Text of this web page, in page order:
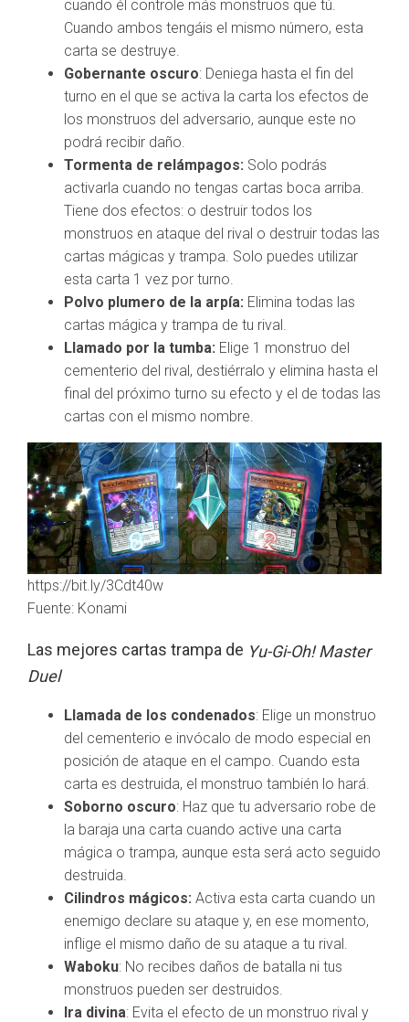
cuando él controle más monstruos que tú.
Cuando ambos tengáis el mismo número, esta
carta se destruye.
Gobernante oscuro: Deniega hasta el fin del
turno en el que se activa la carta los efectos de
los monstruos del adversario, aunque este no
podrá recibir daño.
Tormenta de relámpagos: Solo podrás
activarla cuando no tengas cartas boca arriba.
Tiene dos efectos: o destruir todos los
monstruos en ataque del rival o destruir todas las
cartas mágicas y trampa. Solo puedes utilizar
esta carta 1 vez por turno.
Polvo plumero de la arpía: Elimina todas las
cartas mágica y trampa de tu rival.
Llamado por la tumba: Elige 1 monstruo del
cementerio del rival, destiérralo y elimina hasta el
final del próximo turno su efecto y el de todas las
cartas con el mismo nombre.
https://bit.ly/3Cdt40w
Fuente: Konami
Las mejores cartas trampa de Yu-Gi-Oh! Master
Duel
Llamada de los condenados: Elige un monstruo
del cementerio e invócalo de modo especial en
posición de ataque en el campo. Cuando esta
carta es destruida, el monstruo también lo hará.
Soborno oscuro: Haz que tu adversario robe de
la baraja una carta cuando active una carta
mágica o trampa, aunque esta será acto seguido
destruida.
Cilindros mágicos: Activa esta carta cuando un
enemigo declare su ataque y, en ese momento,
inflige el mismo daño de su ataque a tu rival.
Waboku: No recibes daños de batalla ni tus
monstruos pueden ser destruidos.
Ira divina: Evita el efecto de un monstruo rival y